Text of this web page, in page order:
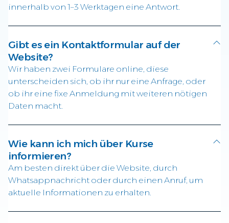
innerhalb von 1–3 Werktagen eine Antwort.
Gibt es ein Kontaktformular auf der
Website?
Wir haben zwei Formulare online, diese
unterscheiden sich, ob ihr nur eine Anfrage, oder
ob ihr eine fixe Anmeldung mit weiteren nötigen
Daten macht.
Wie kann ich mich über Kurse
informieren?
Am besten direkt über die Website, durch
Whatsappnachricht oder durch einen Anruf, um
aktuelle Informationen zu erhalten.